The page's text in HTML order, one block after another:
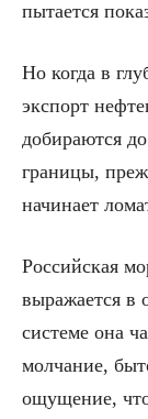
пытается
Но когда в
экспорт
добираются
границы,
начинает
Российская
выражается в
системе она
молчание,
ощущение, что